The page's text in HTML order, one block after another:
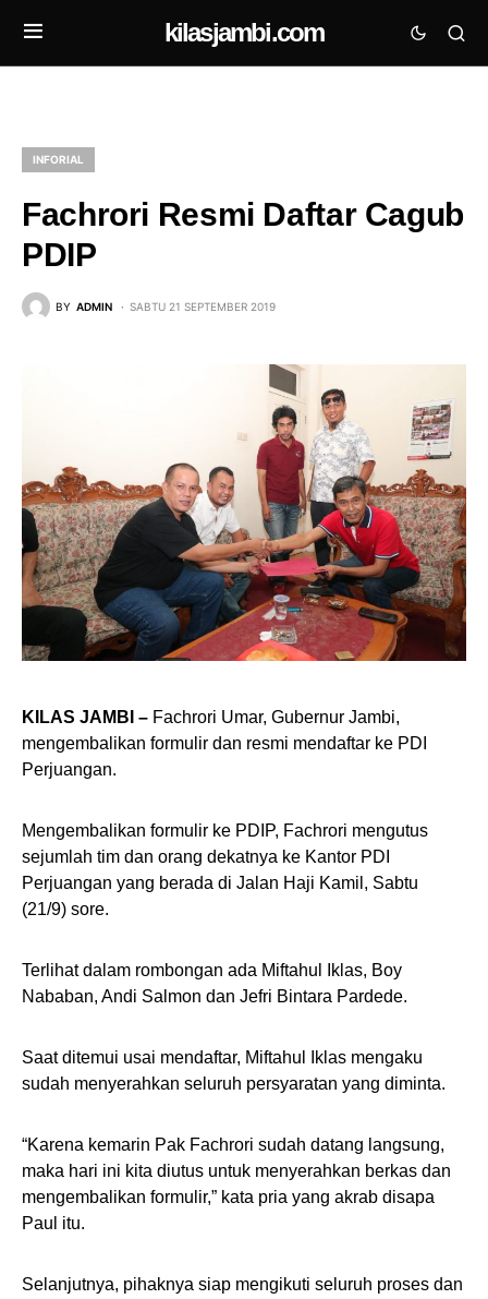
kilasjambi.com
INFORIAL
Fachrori Resmi Daftar Cagub
PDIP
BY ADMIN SABTU 21 SEPTEMBER 2019
KILAS JAMBI – Fachrori Umar, Gubernur Jambi,
mengembalikan formulir dan resmi mendaftar ke PDI
Perjuangan.
Mengembalikan formulir ke PDIP, Fachrori mengutus
sejumlah tim dan orang dekatnya ke Kantor PDI
Perjuangan yang berada di Jalan Haji Kamil, Sabtu
(21/9) sore.
Terlihat dalam rombongan ada Miftahul Iklas, Boy
Nababan, Andi Salmon dan Jefri Bintara Pardede.
Saat ditemui usai mendaftar, Miftahul Iklas mengaku
sudah menyerahkan seluruh persyaratan yang diminta.
“Karena kemarin Pak Fachrori sudah datang langsung,
maka hari ini kita diutus untuk menyerahkan berkas dan
mengembalikan formulir,” kata pria yang akrab disapa
Paul itu.
Selanjutnya, pihaknya siap mengikuti seluruh proses dan